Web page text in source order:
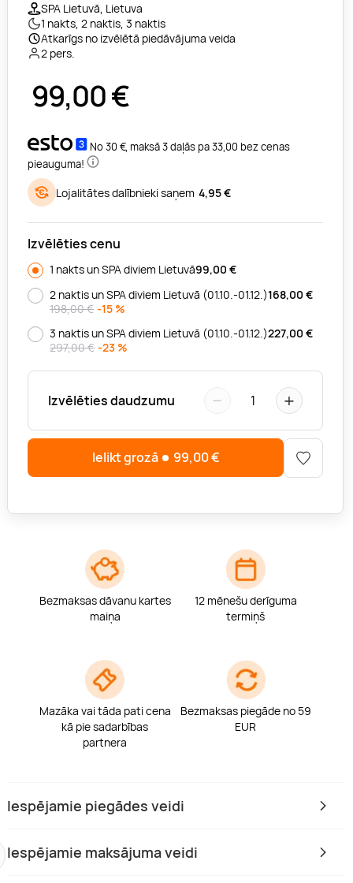
SPA Lietuvā, Lietuva
1 nakts, 2 naktis, 3 naktis
Atkarīgs no izvēlētā piedāvājuma veida
2 pers.
99,00€
No 30 €, maksā 3 daļās pa 33,00 bez cenas
pieauguma!
Lojalitātes dalībnieki saņem 4,95 €
Izvēlēties cenu
1 nakts un SPA diviem Lietuvā99,00 €
2 naktis un SPA diviem Lietuvā (01.10.-01.12.)168,00 €
198,00 € -15 %
3 naktis un SPA diviem Lietuvā (01.10.-01.12.)227,00 €
297,00 € -23 %
Izvēlēties daudzumu − 1 +
Ielikt grozā 99,00€
Bezmaksas dāvanu kartes
maiņa
12 mēnešu derīguma
termiņš
Mazāka vai tāda pati cena
kā pie sadarbības
partnera
Bezmaksas piegāde no 59
EUR
Iespējamie piegādes veidi
Iespējamie maksājuma veidi
mums